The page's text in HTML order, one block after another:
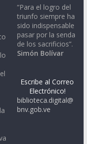
“Para el logro del
triunfo siempre ha
sido indispensable
pasar por la senda
de los sacrificios”.
Simón Bolívar
Escribe al Correo
Electrónico!
biblioteca.digital@
bnv.gob.ve